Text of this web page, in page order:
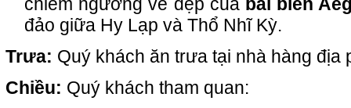
chiêm ngưỡng vẻ đẹp của bãi biển
đảo giữa Hy Lạp và Thổ Nhĩ Kỳ.
Trưa: Quý khách ăn trưa tại nhà hàng địa
Chiều: Quý khách tham quan: